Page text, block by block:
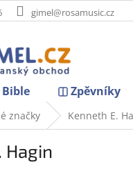
gimel@rosamusic.cz
Bible Zpěvníky
značky Kenneth E.
Hagin